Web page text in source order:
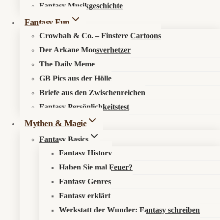
Fantasy Musikgeschichte
Fantasy Fun
Crowbah & Co. – Finstere Cartoons
Der Arkane Moosverhetzer
The Daily Meme
GB Pics aus der Hölle
Briefe aus den Zwischenreichen
Fantasy Persönlichkeitstest
Mythen & Magie
Fantasy Basics
Fantasy History
Haben Sie mal Feuer?
Fantasy Genres
Fantasy erklärt
Werkstatt der Wunder: Fantasy schreiben
Search in content
Pete Hegseth und die Kapelle der
bewaffneten Offenbarung
Pete Hegseth und die Kapelle der
bewaffneten Offenbarung
🌎 Ein Schreiben aus dem Pentagon-Tabernakel,
wo Filmzitate als Heilige Schrift, Krieg als
Frömmigkeit und Pressekritik als Angriff auf